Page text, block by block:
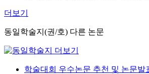
더보기
동일학술지(권/호) 다른 논문
학술대회 우수논문 추천 및 논문발